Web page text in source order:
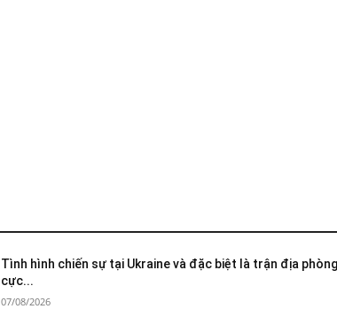
Tình hình chiến sự tại Ukraine và đặc biệt là trận địa
cực...
07/08/2026